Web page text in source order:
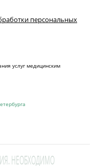
персональных
услуг медицинским
НЕОБХОДИМО